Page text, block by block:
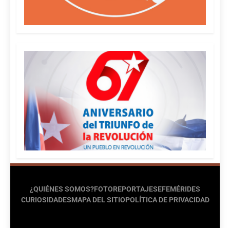
¿QUIÉNES SOMOS?FOTOREPORTAJESEFEMÉRIDES
CURIOSIDADESMAPA DEL SITIOPOLÍTICA DE PRIVACIDAD